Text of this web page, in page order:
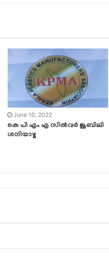
June 10, 2022
കെ പി എം എ സിൽവർ ജൂബിലി
ശനിയാഴ്ച